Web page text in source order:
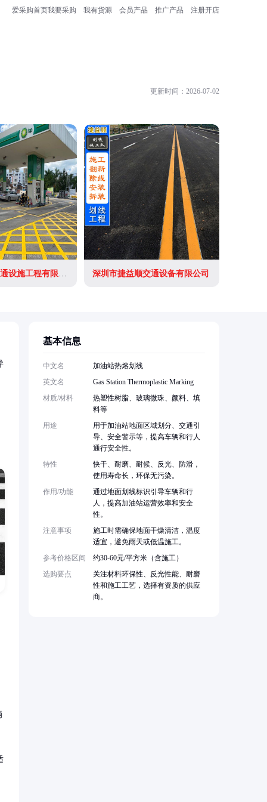
爱采购首页我要采购 我有货源 会员产品 推广产品 注册开店
更新时间：2026-07-02
深圳市广惠交通设施工程有限公司 深圳市捷益顺交通设备有限公司
基本信息
中文名
加油站热熔划线
英文名
Gas Station Thermoplastic Marking
材质/材料
热塑性树脂、玻璃微珠、颜料、填
料等
用途
用于加油站地面区域划分、交通引
导、安全警示等，提高车辆和行人
通行安全性。
特性
快干、耐磨、耐候、反光、防滑，
使用寿命长，环保无污染。
作用/功能
通过地面划线标识引导车辆和行
人，提高加油站运营效率和安全
性。
注意事项
施工时需确保地面干燥清洁，温度
适宜，避免雨天或低温施工。
参考价格区间
约30-60元/平方米（含施工）
选购要点
关注材料环保性、反光性能、耐磨
性和施工工艺，选择有资质的供应
商。